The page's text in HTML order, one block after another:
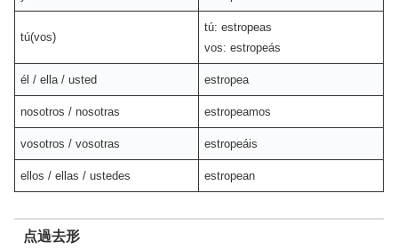
tú(vos)
tú: estropeas
vos: estropeás
él / ella / usted estropea
nosotros / nosotras estropeamos
vosotros / vosotras estropeáis
ellos / ellas / ustedes estropean
点過去形